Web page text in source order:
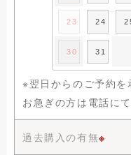
23 24
30 31
※翌日からのご予約を
お急ぎの方は電話に
過去購入の有無※